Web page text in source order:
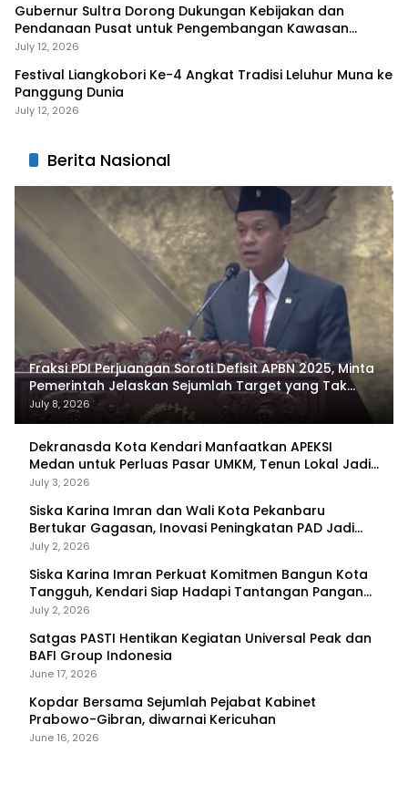
Gubernur Sultra Dorong Dukungan Kebijakan dan
Pendanaan Pusat untuk Pengembangan Kawasan
Liangkobhori
July 12, 2026
Festival Liangkobori Ke-4 Angkat Tradisi Leluhur Muna ke
Panggung Dunia
July 12, 2026
Berita Nasional
Fraksi PDI Perjuangan Soroti Defisit APBN 2025, Minta
Pemerintah Jelaskan Sejumlah Target yang Tak
Tercapai
July 8, 2026
Dekranasda Kota Kendari Manfaatkan APEKSI
Medan untuk Perluas Pasar UMKM, Tenun Lokal Jadi
Primadona
July 3, 2026
Siska Karina Imran dan Wali Kota Pekanbaru
Bertukar Gagasan, Inovasi Peningkatan PAD Jadi
Fokus Diskusi
July 2, 2026
Siska Karina Imran Perkuat Komitmen Bangun Kota
Tangguh, Kendari Siap Hadapi Tantangan Pangan
dan Bencana
July 2, 2026
Satgas PASTI Hentikan Kegiatan Universal Peak dan
BAFI Group Indonesia
June 17, 2026
Kopdar Bersama Sejumlah Pejabat Kabinet
Prabowo-Gibran, diwarnai Kericuhan
June 16, 2026